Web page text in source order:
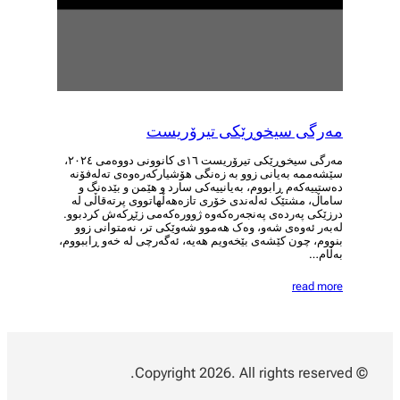
مەرگی سیخوڕێکی تیرۆریست
مەرگی سیخوڕێکی تیرۆریست ١٦ی کانوونی دووەمی ٢٠٢٤،
سێشەممە بەیانی زوو بە زەنگی هۆشیارکەرەوەی تەلەفۆنە
دەستییەکەم ڕابووم، بەیانییەکی سارد و هێمن و بێدەنگ و
ساماڵ، مشتێک ئەلەندی خۆری تازەهەڵهاتووی پرتەقاڵی لە
درزێکی پەردەی پەنجەرەکەوە ژوورەکەمی زێڕکەش کردبوو.
لەبەر ئەوەی شەو، وەک هەموو شەوێکی تر، نەمتوانی زوو
بنووم، چون کێشەی بێخەویم هەیە، ئەگەرچی لە خەو ڕاببووم،
بەڵام…
read more
© Copyright 2026. All rights reserved.